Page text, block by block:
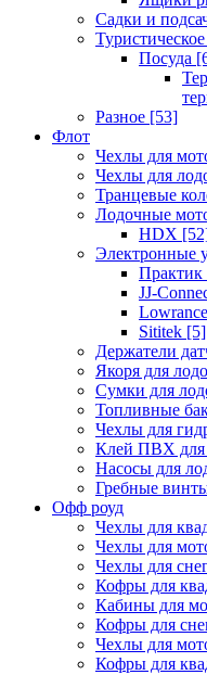
Садки и
Посуда
Разное [53]
Флот
Чехлы для
Чехлы для
Транцевые
Лодочные
HDX
Электронные
Практик
JJ-
Lowrance
Sititek [5]
Держатели
Якоря для
Сумки для
Топливные
Чехлы для
Клей ПВХ для
Насосы для
Гребные
Офф роуд
Чехлы для
Чехлы для
Чехлы для
Кофры для
Кабины для
Кофры для
Чехлы для
Кофры для